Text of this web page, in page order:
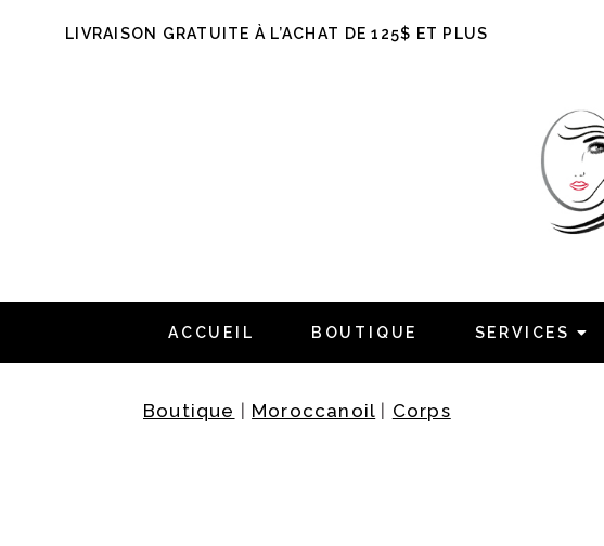
LIVRAISON GRATUITE À L’ACHAT DE 125$ ET PLUS
ACCUEIL BOUTIQUE SERVICES
Boutique Moroccanoil Corps